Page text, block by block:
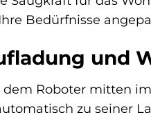
Bedürfnisse
und
dem Roboter mitten
zu seiner